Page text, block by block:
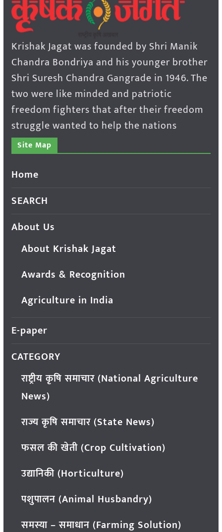
Krishak Jagat was founded by Shri Manik
Chandra Bondriya and his younger brother
Shri Suresh Chandra Gangrade in 1946. The
two were like minded and patriotic
freedom fighters that after their freedom
struggle wanted to help the nations
Site Map
Home
SEARCH
About Us
About Krishak Jagat
Awards & Recognition
Agriculture in India
E-paper
CATEGORY
राष्ट्रीय कृषि समाचार (National Agriculture
News)
राज्य कृषि समाचार (State News)
फसल की खेती (Crop Cultivation)
उद्यानिकी (Horticulture)
पशुपालन (Animal Husbandry)
समस्या – समाधान (Farming Solution)